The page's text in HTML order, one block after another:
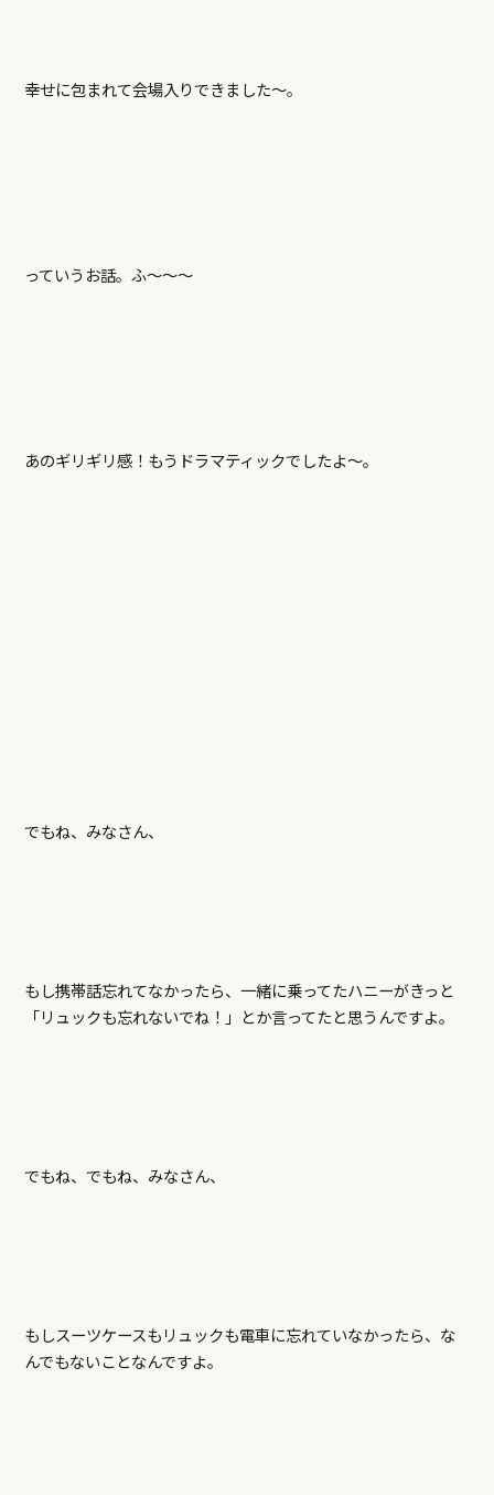
幸せに包まれて会場入りできました～。
っていうお話。ふ〜〜〜
あのギリギリ感！もうドラマティックでしたよ～。
でもね、みなさん、
もし携帯話忘れてなかったら、一緒に乗ってたハニーがきっと
「リュックも忘れないでね！」とか言ってたと思うんですよ。
でもね、でもね、みなさん、
もしスーツケースもリュックも電車に忘れていなかったら、な
んでもないことなんですよ。